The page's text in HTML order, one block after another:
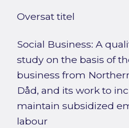
Oversat titel
Social Business: A
study on the basis of
business from
Dåd, and its work to
maintain subsidized
labour